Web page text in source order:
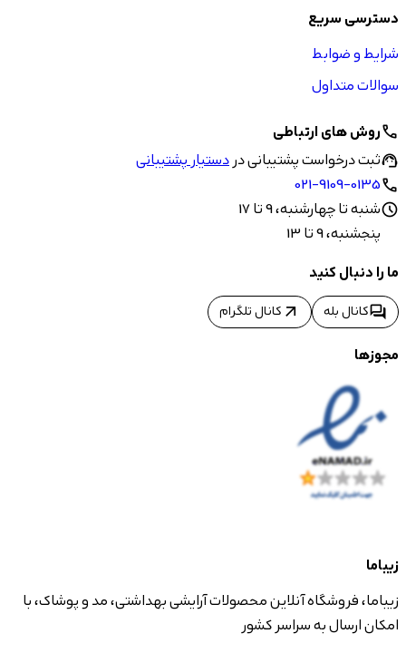
دسترسی سریع
شرایط و ضوابط
سوالات متداول
callروش های ارتباطی
support_agentثبت درخواست پشتیبانی دردستیار پشتیبانی
call
021-9109-0135
scheduleشنبه تا چهارشنبه، 9 تا 17
پنجشنبه، 9 تا 13
ما را دنبال کنید
forumکانال بله arrow_outward کانال تلگرام
مجوزها
زیباما
زیباما، فروشگاه آنلاین محصولات آرایشی بهداشتی، مد و پوشاک، با
امکان ارسال به سراسر کشور